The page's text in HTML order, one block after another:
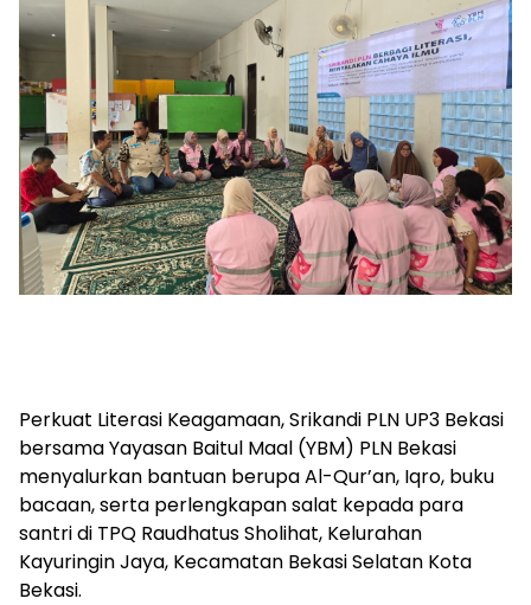
Perkuat Literasi Keagamaan, Srikandi PLN UP3 Bekasi
bersama Yayasan Baitul Maal (YBM) PLN Bekasi
menyalurkan bantuan berupa Al-Qur’an, Iqro, buku
bacaan, serta perlengkapan salat kepada para
santri di TPQ Raudhatus Sholihat, Kelurahan
Kayuringin Jaya, Kecamatan Bekasi Selatan Kota
Bekasi.